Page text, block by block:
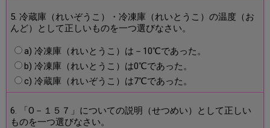
5. 冷蔵庫（れいぞうこ）・冷凍庫（れいとうこ）の温度（お
んど）として正しいものを一つ選びなさい。
a) 冷凍庫（れいとうこ）は－10℃であった。
b) 冷凍庫（れいとうこ）は0℃であった。
c) 冷蔵庫（れいぞうこ）は7℃であった。
6. 「O－１５７」についての説明（せつめい）として正しい
ものを一つ選びなさい。